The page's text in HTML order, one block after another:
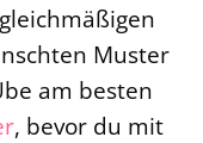
Muster
am besten
, bevor du mit